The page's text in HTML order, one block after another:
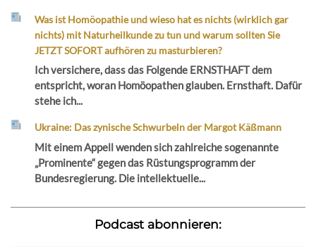
Was ist Homöopathie und wieso hat es nichts (wirklich gar
nichts) mit Naturheilkunde zu tun und warum sollten Sie
JETZT SOFORT aufhören zu masturbieren?
Ich versichere, dass das Folgende ERNSTHAFT dem
entspricht, woran Homöopathen glauben. Ernsthaft. Dafür
stehe ich...
Ukraine: Das zynische Schwurbeln der Margot Käßmann
Mit einem Appell wenden sich zahlreiche sogenannte
„Prominente“ gegen das Rüstungsprogramm der
Bundesregierung. Die intellektuelle...
Podcast abonnieren: